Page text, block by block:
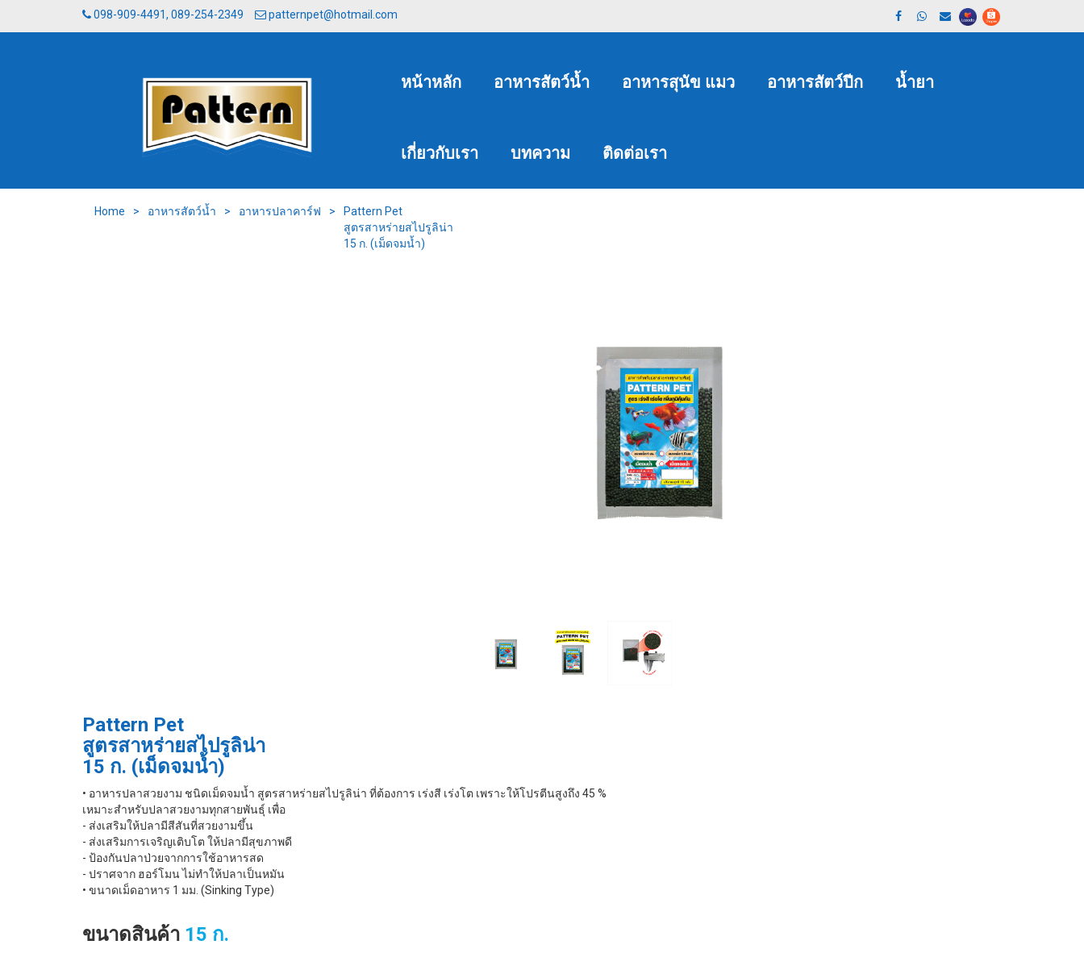
098-909-4491, 089-254-2349 patternpet@hotmail.com
หน้าหลัก อาหารสัตว์น้ำ อาหารสุนัข แมว อาหารสัตว์ปีก น้ำยา
เกี่ยวกับเรา บทความ ติดต่อเรา
Home > อาหารสัตว์น้ำ > อาหารปลาคาร์ฟ >
Pattern Pet
สูตรสาหร่ายสไปรูลิน่า
15 ก. (เม็ดจมนํ้า)
Pattern Pet
สูตรสาหร่ายสไปรูลิน่า
15 ก. (เม็ดจมนํ้า)
• อาหารปลาสวยงาม ชนิดเม็ดจมน้ำ สูตรสาหร่ายสไปรูลิน่า ที่ต้องการ เร่งสี เร่งโต เพราะให้โปรตีนสูงถึง 45 %
เหมาะสำหรับปลาสวยงามทุกสายพันธุ์ เพื่อ
- ส่งเสริมให้ปลามีสีสันที่สวยงามขึ้น
- ส่งเสริมการเจริญเติบโต ให้ปลามีสุขภาพดี
- ป้องกันปลาป่วยจากการใช้อาหารสด
- ปราศจาก ฮอร์โมน ไม่ทำให้ปลาเป็นหมัน
• ขนาดเม็ดอาหาร 1 มม. (Sinking Type)
ขนาดสินค้า 15 ก.